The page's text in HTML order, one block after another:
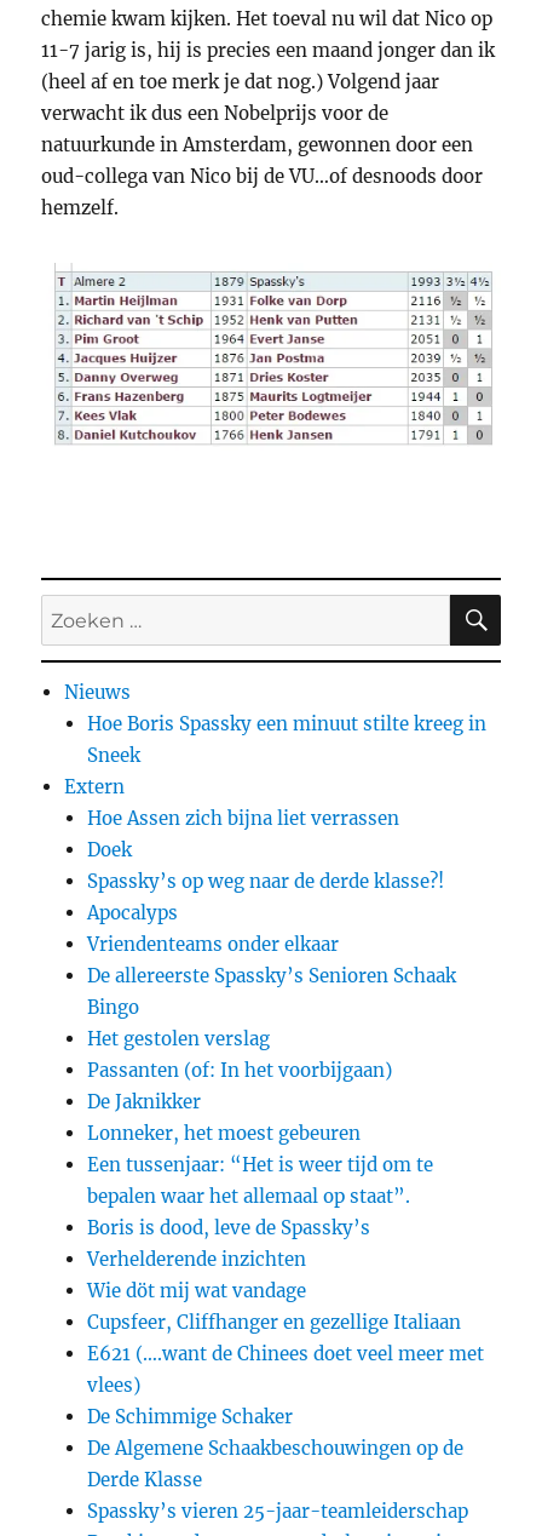
chemie kwam kijken. Het toeval nu wil dat Nico op
11-7 jarig is, hij is precies een maand jonger dan ik
(heel af en toe merk je dat nog.) Volgend jaar
verwacht ik dus een Nobelprijs voor de
natuurkunde in Amsterdam, gewonnen door een
oud-collega van Nico bij de VU…of desnoods door
hemzelf.
Zoeken
naar:
Nieuws
Hoe Boris Spassky een minuut stilte kreeg in
Sneek
Extern
Hoe Assen zich bijna liet verrassen
Doek
Spassky’s op weg naar de derde klasse?!
Apocalyps
Vriendenteams onder elkaar
De allereerste Spassky’s Senioren Schaak
Bingo
Het gestolen verslag
Passanten (of: In het voorbijgaan)
De Jaknikker
Lonneker, het moest gebeuren
Een tussenjaar: “Het is weer tijd om te
bepalen waar het allemaal op staat”.
Boris is dood, leve de Spassky’s
Verhelderende inzichten
Wie döt mij wat vandage
Cupsfeer, Cliffhanger en gezellige Italiaan
E621 (….want de Chinees doet veel meer met
vlees)
De Schimmige Schaker
De Algemene Schaakbeschouwingen op de
Derde Klasse
Spassky’s vieren 25-jaar-teamleiderschap